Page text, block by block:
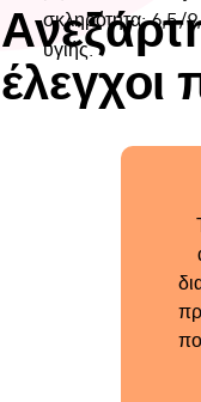
έλεγχοι